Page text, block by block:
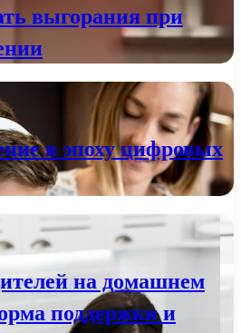
выгорания при
в эпоху цифровых
на домашнем
поддержки и